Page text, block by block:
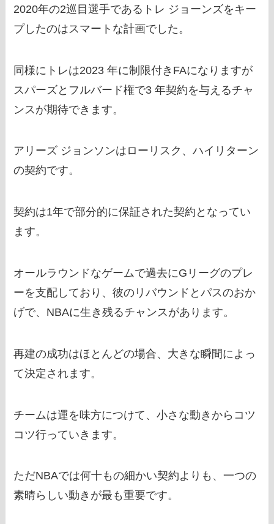
2020年の2巡目選手であるトレ ジョーンズをキー
プしたのはスマートな計画でした。
同様にトレは2023 年に制限付きFAになりますが
スパーズとフルバード権で3 年契約を与えるチャ
ンスが期待できます。
アリーズ ジョンソンはローリスク、ハイリターン
の契約です。
契約は1年で部分的に保証された契約となってい
ます。
オールラウンドなゲームで過去にGリーグのプレ
ーを支配しており、彼のリバウンドとパスのおか
げで、NBAに生き残るチャンスがあります。
再建の成功はほとんどの場合、大きな瞬間によっ
て決定されます。
チームは運を味方につけて、小さな動きからコツ
コツ行っていきます。
ただNBAでは何十もの細かい契約よりも、一つの
素晴らしい動きが最も重要です。